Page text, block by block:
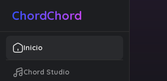
ChordChord
Inicio
Chord Studio